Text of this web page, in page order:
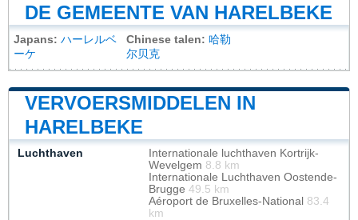
DE GEMEENTE VAN HARELBEKE
Japans: ハーレルベ
ーケ
Chinese talen: 哈勒
尔贝克
VERVOERSMIDDELEN IN
HARELBEKE
Luchthaven
Internationale luchthaven Kortrijk-
Wevelgem 8.8 km
Internationale Luchthaven Oostende-
Brugge 49.5 km
Aéroport de Bruxelles-National 83.4
km